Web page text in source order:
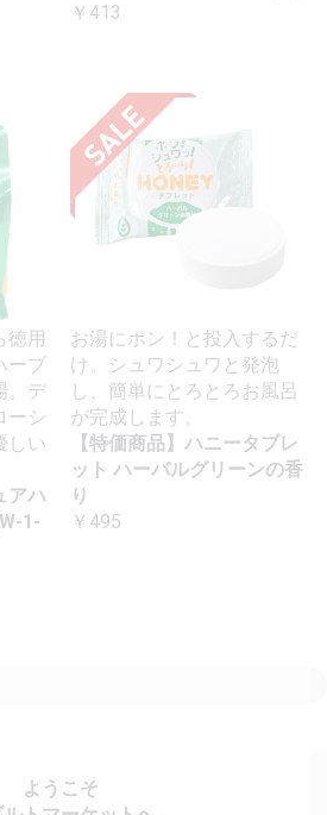
ようこそ
￥413
徳用
ーブ
。デ
ーシ
しい
アハ
1-
お湯にポン！と投入するだ
け。シュワシュワと発泡
し、簡単にとろとろお風呂
が完成します。
【特価商品】ハニータブレ
ット ハーバルグリーンの香
り
￥495